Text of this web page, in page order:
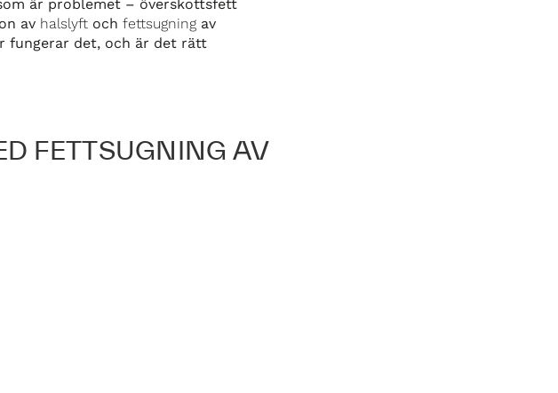
är problemet – överskottsfett
av halslyft och fettsugning av
fungerar det, och är det rätt
FETTSUGNING AV